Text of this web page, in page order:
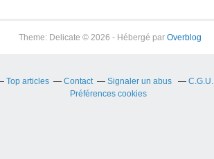
Theme: Delicate © 2026 - Hébergé par Overblog
Top articles Contact Signaler un abus C.G.U.
Préférences cookies